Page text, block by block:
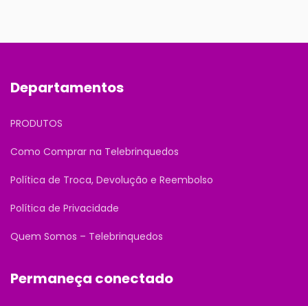
Departamentos
PRODUTOS
Como Comprar na Telebrinquedos
Política de Troca, Devolução e Reembolso
Política de Privacidade
Quem Somos – Telebrinquedos
Permaneça conectado